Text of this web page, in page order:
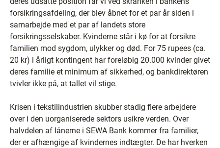
forsikringsafdeling, der blev åbnet for et par år siden i
samarbejde med et par af landets store
forsikringsselskaber. Kvinderne står i kø for at forsikre
familien mod sygdom, ulykker og død. For 75 rupees (ca.
20 kr) i årligt kontingent har foreløbig 20.000 kvinder givet
deres familie et minimum af sikkerhed, og bankdirektøren
tvivler ikke på, at tallet vil stige.
Krisen i tekstilindustrien skubber stadig flere arbejdere
over i den uorganiserede sektors usikre verden. Over
halvdelen af lånerne i SEWA Bank kommer fra familier,
der er afhængige af kvindernes indtægter. De har hverken